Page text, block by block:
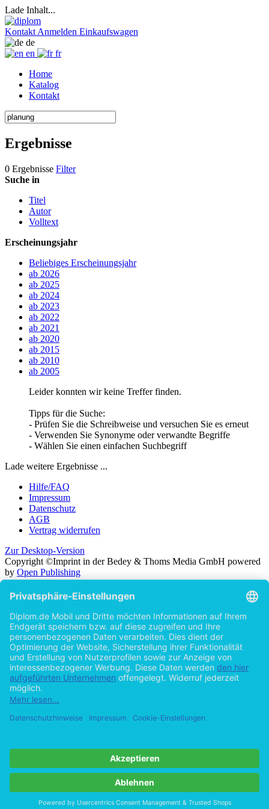
Lade Inhalt...
Kontakt Anmelden Einkaufswagen
de
en
fr
Home
Katalog
Kontakt
Ergebnisse
0 Ergebnisse Filter
Suche in
Titel
Autor
Volltext
Erscheinungsjahr
Beliebiges Erscheinungsjahr
ab 2026
ab 2025
ab 2024
ab 2023
ab 2022
ab 2021
ab 2020
ab 2015
ab 2010
ab 2005
Leider konnten wir keine Treffer finden.
Tipps für die Suche:
- Prüfen Sie die Schreibweise und versuchen Sie es erneut
- Verwenden Sie Synonyme oder verwandte Begriffe
- Wählen Sie einen einfachen Suchbegriff
Lade weitere Ergebnisse ...
Hilfe/FAQ
Impressum
Datenschutz
AGB
Vertrag widerrufen
Zur Desktop-Version
Copyright ©Imprint in der Bedey & Thoms Media GmbH powered
by Open Publishing
Zurück
Suche in
Titel
Autor
Volltext
Erscheinungsjahr
Beliebiges Erscheinungsjahr
ab 2026
ab 2025
ab 2023
ab 2010
Cookie-Einstellungen